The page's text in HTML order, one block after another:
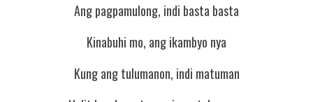
Ang pagpamulong, indi basta basta
Kinabuhi mo, ang ikambyo nya
Kung ang tulumanon, indi matuman